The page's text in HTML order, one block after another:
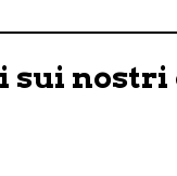
sui nostri